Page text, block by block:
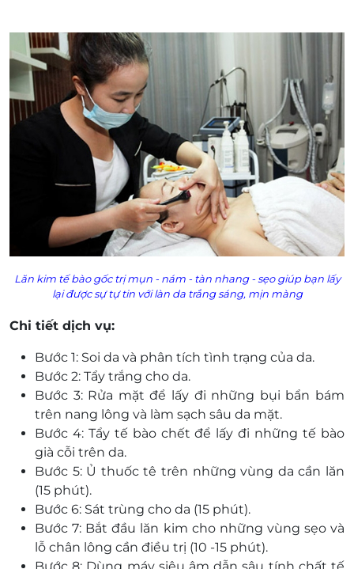
Lăn kim tế bào gốc trị mụn - nám - tàn nhang - sẹo giúp bạn lấy
lại được sự tự tin với lànda trắngsáng, mịn màng
Chi tiết dịch vụ:
Bước 1: Soi da và phân tích tình trạng của da.
Bước 2: Tẩy trắng cho da.
Bước 3: Rửa mặt để lấy đi những bụi bẩn bám
trên nang lông và làm sạch sâu da mặt.
Bước 4: Tẩy tế bào chết để lấy đi những tế bào
già cỗi trên da.
Bước 5: Ủ thuốc tê trên những vùng da cần lăn
(15 phút).
Bước 6: Sát trùng cho da (15 phút).
Bước 7: Bắt đầu lăn kim cho những vùng sẹo và
lỗ chân lông cần điều trị (10 -15 phút).